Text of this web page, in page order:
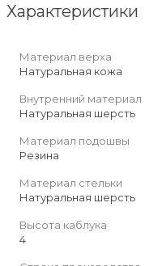
Характеристики
Материал верха
Натуральная кожа
Внутренний материал
Натуральная шерсть
Материал подошвы
Резина
Материал стельки
Натуральная шерсть
Высота каблука
4